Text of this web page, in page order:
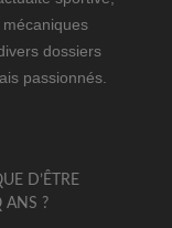
dossiers
passionnés.
D’ÊTRE
ANS ?